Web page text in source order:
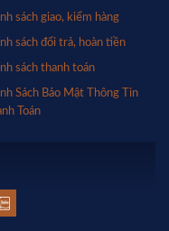
sách giao, kiểm hàng
sách đổi trả, hoàn tiền
sách thanh toán
Sách Bảo Mật Thông Tin
Toán